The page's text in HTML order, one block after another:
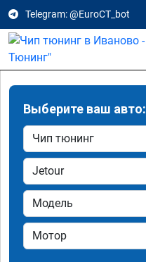
Telegram: @EuroCT_bot
Выберите ваш авто: